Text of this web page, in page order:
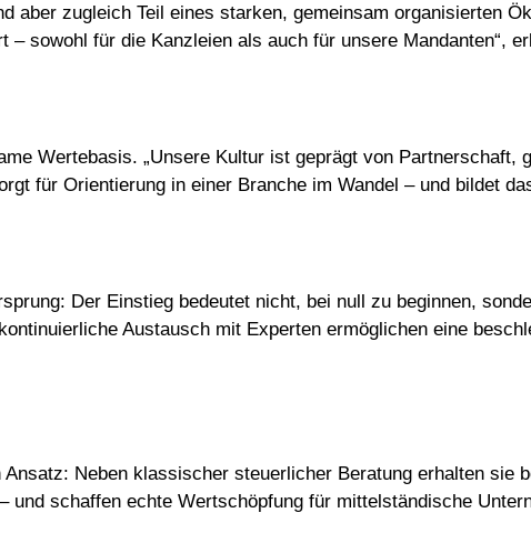
aber zugleich Teil eines starken, gemeinsam organisierten
sowohl für die Kanzleien als auch für unsere Mandanten“,
Wertebasis. „Unsere Kultur ist geprägt von Partnerschaft,
für Orientierung in einer Branche im Wandel – und bildet
Der Einstieg bedeutet nicht, bei null zu beginnen,
Austausch mit Experten ermöglichen eine
Neben klassischer steuerlicher Beratung erhalten sie
und schaffen echte Wertschöpfung für mittelständische